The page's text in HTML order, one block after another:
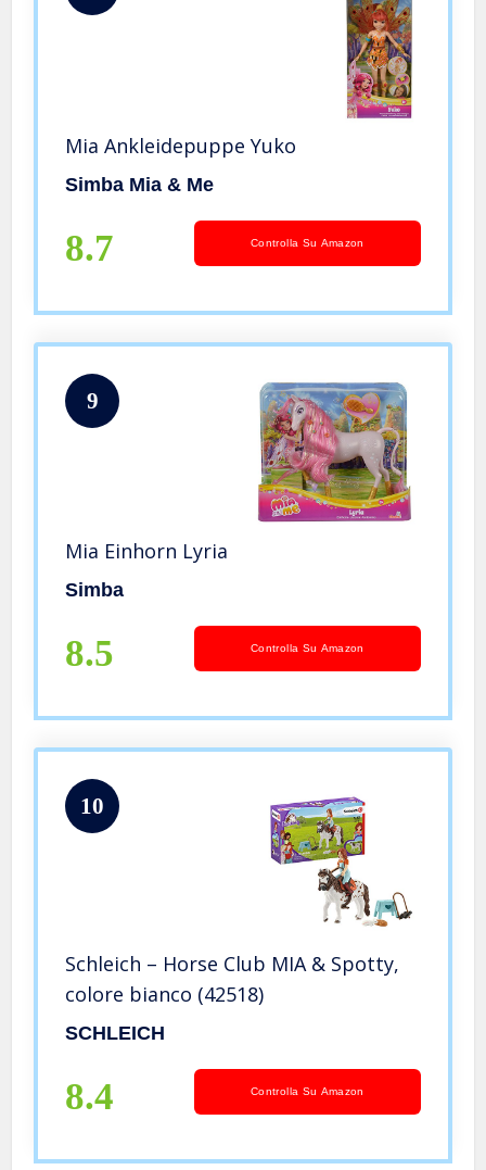
Mia Ankleidepuppe Yuko
Simba Mia & Me
8.7 Controlla Su Amazon
9
Mia Einhorn Lyria
Simba
8.5 Controlla Su Amazon
10
Schleich – Horse Club MIA & Spotty,
colore bianco (42518)
SCHLEICH
8.4 Controlla Su Amazon